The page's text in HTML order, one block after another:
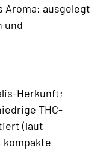
Aroma; ausgelegt
und
Herkunft;
THC-
(laut
kompakte